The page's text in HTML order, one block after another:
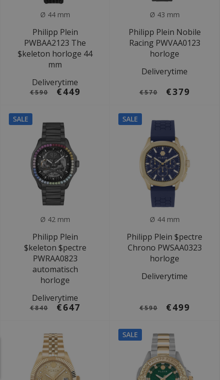
Ø 44 mm
Philipp Plein
PWBAA2123 The
$keleton horloge 44
mm
Deliverytime
€590 €449
Ø 43 mm
Philipp Plein Nobile
Racing PWVAA0123
horloge
Deliverytime
€570 €379
SALE
Ø 42 mm
Philipp Plein
$keleton $pectre
PWRAA0823
automatisch
horloge
Deliverytime
€840 €647
SALE
Ø 44 mm
Philipp Plein $pectre
Chrono PWSAA0323
horloge
Deliverytime
€590 €499
SALE